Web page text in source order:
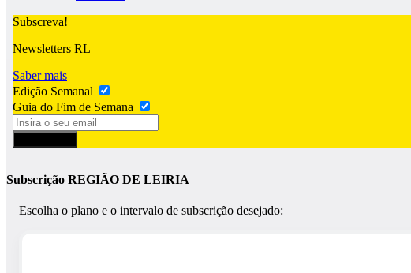
Subscreva!
Newsletters RL
Saber mais
Edição Semanal
Guia do Fim de Semana
Subscrição REGIÃO DE LEIRIA
Escolha o plano e o intervalo de subscrição desejado: